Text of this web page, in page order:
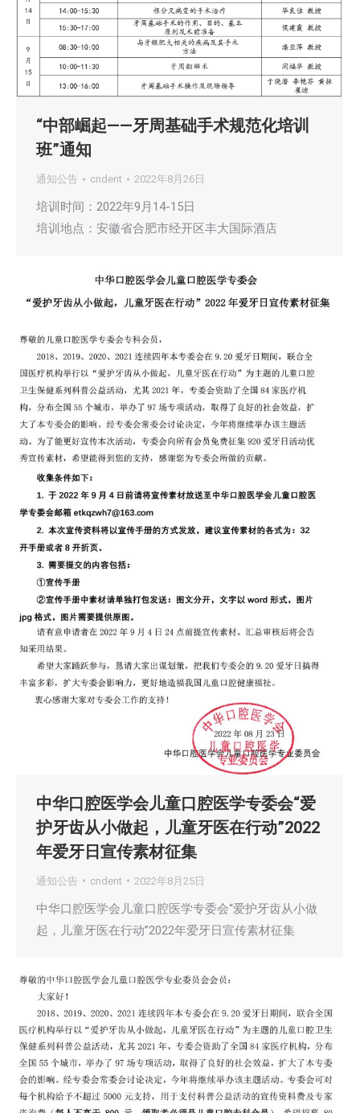
“中部崛起——牙周基础手术规范化培训
班”通知
通知公告 cndent 2022年8月26日
培训时间：2022年9月14-15日
培训地点：安徽省合肥市经开区丰大国际酒店
中华口腔医学会儿童口腔医学专委会“爱
护牙齿从小做起，儿童牙医在行动”2022
年爱牙日宣传素材征集
通知公告 cndent 2022年8月25日
中华口腔医学会儿童口腔医学专委会“爱护牙齿从小做
起，儿童牙医在行动”2022年爱牙日宣传素材征集